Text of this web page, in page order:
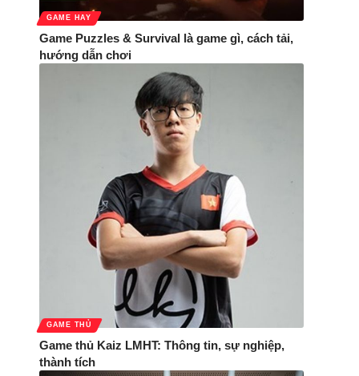
GAME HAY
Game Puzzles & Survival là game gì, cách tải,
hướng dẫn chơi
GAME THỦ
Game thủ Kaiz LMHT: Thông tin, sự nghiệp,
thành tích